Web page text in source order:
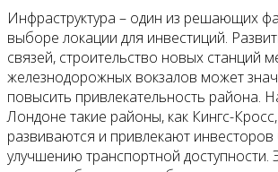
Инфраструктура – один из решающих
выборе локации для инвестиций.
связей, строительство новых станций
железнодорожных вокзалов может
повысить привлекательность района.
Лондоне такие районы, как Кингс-
развиваются и привлекают инвесторов
улучшению транспортной доступности.